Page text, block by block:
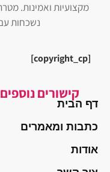
מקצועיות ואמינות.
נשכחות
[copyright_cp]
קישורים נוספים
דף הבית
כתבות ומאמרים
אודות